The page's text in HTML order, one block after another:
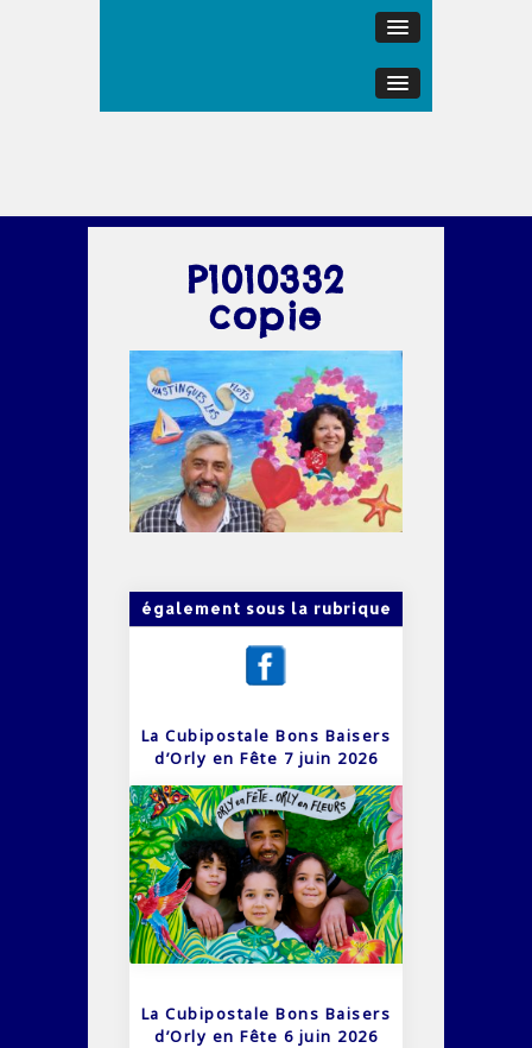
P1010332
copie
également sous la rubrique
La Cubipostale Bons Baisers
d’Orly en Fête 7 juin 2026
La Cubipostale Bons Baisers
d’Orly en Fête 6 juin 2026